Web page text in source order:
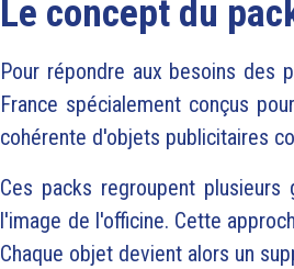
Le concept du
Pour répondre aux besoins des
France spécialement conçus
cohérente d'objets publicitaires
Ces packs regroupent
l'image de l'officine. Cette
Chaque objet devient alors un